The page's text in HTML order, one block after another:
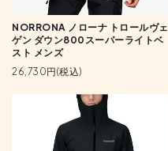
NORRONA ノローナ トロールヴェ
ゲン ダウン800スーパーライトベ
スト メンズ
26,730円(税込)